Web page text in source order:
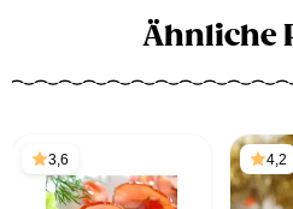
Ähnliche
3,6 4,2